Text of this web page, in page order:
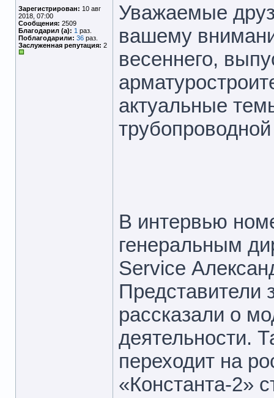
Зарегистрирован: 10 авг
2018, 07:00
Сообщения: 2509
Благодарил (а): 1 раз.
Поблагодарили: 36 раз.
Заслуженная репутация: 2
Уважаемые
вашему
весеннего,
актуальные
В интервью
генеральным
Service
Представители
рассказали о
переходит на
«Константа-2»